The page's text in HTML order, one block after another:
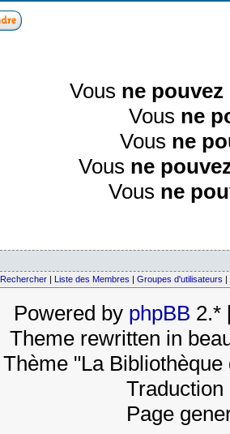
Vous ne pouvez
Vous ne
Vous ne
Vous ne
Vous ne
Rechercher | Liste des Membres | Groupes d'utilisateurs |
Powered by phpBB 2.*
Theme rewritten in
Thème "La
Page